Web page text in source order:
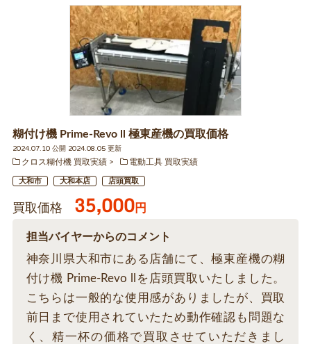
糊付け機 Prime-Revo ll 極東産機の買取価格
2024.07.10 公開 2024.08.05 更新
クロス糊付機 買取実績
電動工具 買取実績
大和市 大和本店 店頭買取
買取価格 35,000円
担当バイヤーからのコメント
神奈川県大和市にある店舗にて、極東産機の糊
付け機 Prime-Revo llを店頭買取いたしました。
こちらは一般的な使用感がありましたが、買取
前日まで使用されていたため動作確認も問題な
く、精一杯の価格で買取させていただきまし